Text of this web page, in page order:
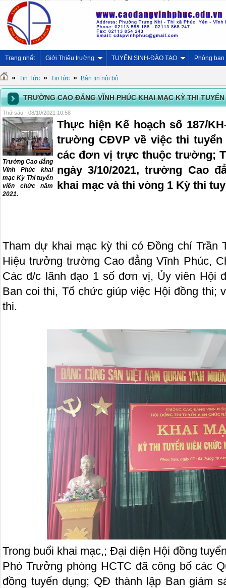
Trang nhất Giới Thiệu trường TUYỂN SINH-ĐÀO TẠO Phòng ban
» Tin Tức » Tin tức » Bản tin nội bộ
TRƯỜNG CAO ĐẲNG VĨNH PHÚC KHAI MẠC KỲ THI
Thứ sáu - 08/10/2021 10:58
Trường Cao đẳng
Vĩnh Phúc khai
mạc Kỳ Thi tuyển
viên chức năm
2021.
Thực hiện Kế hoạch số 187/
trường CĐVP về việc thi
các đơn vị trực thuộc trường;
ngày 3/10/2021, trường Cao
khai mạc và thi vòng 1 Kỳ thi
Tham dự khai mạc kỳ thi có Đồng chí Trần
Hiệu trưởng trường Cao đẳng Vĩnh Phúc,
Các đ/c lãnh đạo 1 số đơn vị, Ủy viên Hội
Ban coi thi, Tổ chức giúp việc Hội đồng thi;
thi.
Trong buổi khai mạc,; Đại diện Hội đồng
Phó Trưởng phòng HCTC đã công bố các
đồng tuyển dụng; QĐ thành lập Ban giám